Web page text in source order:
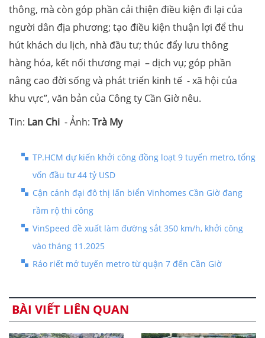
thông, mà còn góp phần cải thiện điều kiện đi lại của
người dân địa phương; tạo điều kiện thuận lợi để thu
hút khách du lịch, nhà đầu tư; thúc đẩy lưu thông
hàng hóa, kết nối thương mại – dịch vụ; góp phần
nâng cao đời sống và phát triển kinh tế - xã hội của
khu vực”, văn bản của Công ty Cần Giờ nêu.
Tin: Lan Chi - Ảnh: Trà My
TP.HCM dự kiến khởi công đồng loạt 9 tuyến metro, tổng
vốn đầu tư 44 tỷ USD
Cận cảnh đại đô thị lấn biển Vinhomes Cần Giờ đang
rầm rộ thi công
VinSpeed đề xuất làm đường sắt 350 km/h, khởi công
vào tháng 11.2025
Ráo riết mở tuyến metro từ quận 7 đến Cần Giờ
BÀI VIẾT LIÊN QUAN